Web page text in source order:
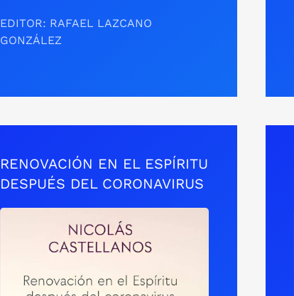
EDITOR: RAFAEL LAZCANO
GONZÁLEZ
RENOVACIÓN EN EL ESPÍRITU
DESPUÉS DEL CORONAVIRUS